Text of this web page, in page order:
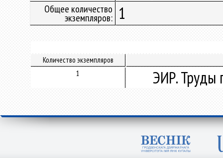
Общее количество
экземпляров: 1
Количество экземпляров
1
ЭИР. Труды